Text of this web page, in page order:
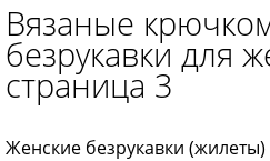
Вязаные
безрукавки для
страница 3
Женские безрукавки